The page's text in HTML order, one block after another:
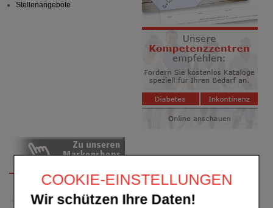
COOKIE-EINSTELLUNGEN
Wir schützen Ihre Daten!
Stellenangebote